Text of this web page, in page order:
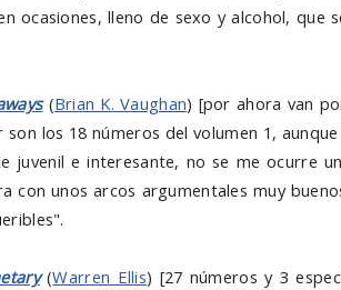
ocasiones, lleno de sexo y alcohol, que
(Brian K. Vaughan) [por ahora van
son los 18 números del volumen 1,
juvenil e interesante, no se me ocurre
con unos arcos argumentales muy
(Warren Ellis) [27 números y 3